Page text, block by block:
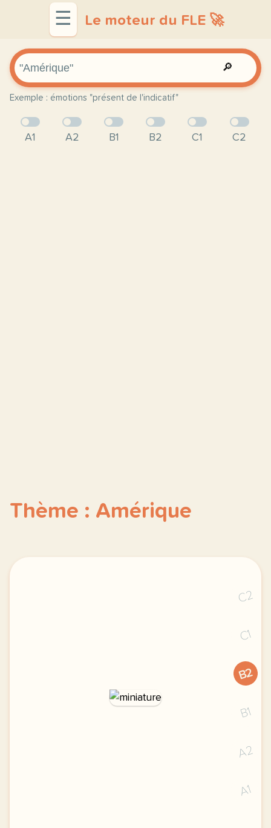
☰ Le moteur du FLE 🚀
🔎
Exemple : émotions "présent de l'indicatif"
A1 A2 B1 B2 C1 C2
Thème : Amérique
C2
C1
B2
B1
A2
A1